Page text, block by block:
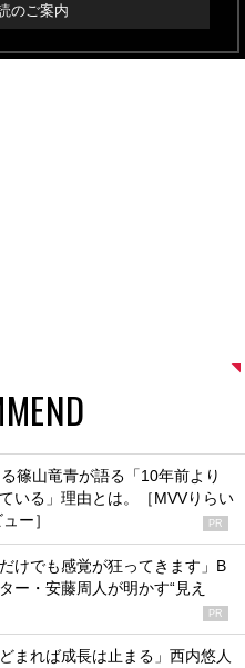
のご案内
篠山竜青が語る「10年前より
いる」理由とは。［MVVりらい
ー］
PR
けでも感覚が狂ってきます」B
ー・安藤周人が明かす“見え
PR
まれば成長は止まる」西内悠人